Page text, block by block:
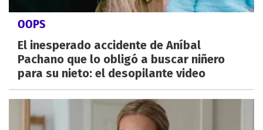
OOPS
El inesperado accidente de Aníbal
Pachano que lo obligó a buscar niñero
para su nieto: el desopilante video